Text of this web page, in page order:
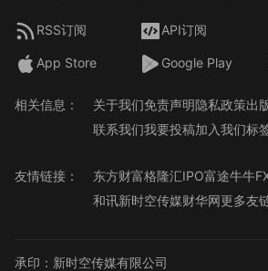
RSS订阅 API订阅
App Store Google Play
相关信息： 关于我们免责声明隐私政策出
联系我们我要投稿加入我们标
友情链接： 东方财富格隆汇IPO富途牛牛
和讯新时空传媒财华网更多友
承印：新时空传媒有限公司